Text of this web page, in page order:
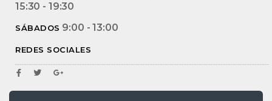
15:30 - 19:30
SÁBADOS 9:00 - 13:00
REDES SOCIALES